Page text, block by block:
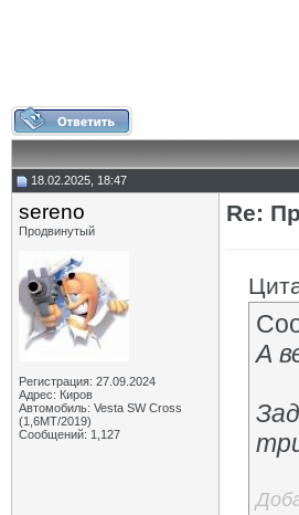
18.02.2025, 18:47
sereno
Продвинутый
Регистрация: 27.09.2024
Адрес: Киров
Автомобиль: Vesta SW Cross
(1,6МТ/2019)
Сообщений: 1,127
Re:
А